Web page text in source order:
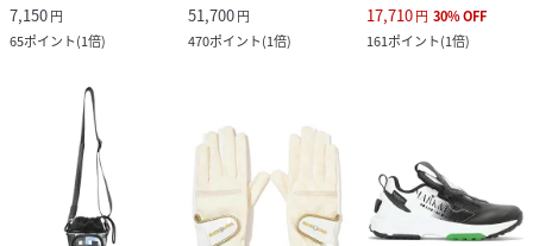
7,150円
65ポイント(1倍)
51,700円
470ポイント(1倍)
17,710円 30%OFF
161ポイント(1倍)